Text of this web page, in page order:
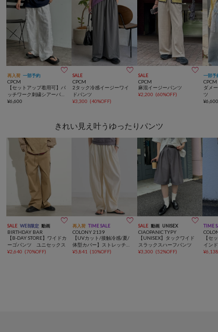
再入荷 一部予約 
CPCM
【セットアップ着用可】パ
ッチワーク刺繍シアーパン
ツ
¥6,600
SALE 
CPCM
2タック冷感イージーワイ
ドパンツ
¥3,300 (40%OFF)
SALE 
CPCM
麻混イージーパンツ
¥2,200 (60%OFF)
一部予
CPCM
ダメ
ツ
¥
きれい見え叶うゆったりパンツ
SALE WEB限定 動画 
BIRTHDAY BAR
【B-DAY STORE】ワイドカ
ーゴパンツ ユニセックス
¥2,640 (70%OFF)
再入荷 TIME SALE 
COLONY 2139
【UVカット/接触冷感/夏/
体型カバー】ストレッチバ
レルイージーパンツ
¥5,841 (10%OFF)
SALE 動画 UNISEX 
CIAOPANIC TYPY
【UNISEX】タックワイド
スラックスハーフパンツ
¥3,300 (52%OFF)
TIME
【セ
イン
¥